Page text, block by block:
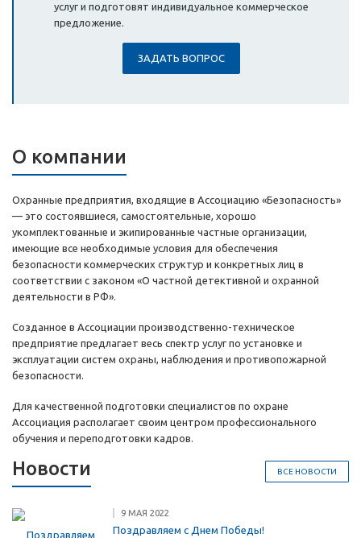
услуг и подготовят индивидуальное коммерческое
предложение.
ЗАДАТЬ ВОПРОС
О компании
Охранные предприятия, входящие в Ассоциацию «Безопасность»
— это состоявшиеся, самостоятельные, хорошо
укомплектованные и экипированные частные организации,
имеющие все необходимые условия для обеспечения
безопасности коммерческих структур и конкретных лиц в
соответствии с законом «О частной детективной и охранной
деятельности в РФ».
Созданное в Ассоциации производственно-техническое
предприятие предлагает весь спектр услуг по установке и
эксплуатации систем охраны, наблюдения и противопожарной
безопасности.
Для качественной подготовки специалистов по охране
Ассоциация располагает своим центром профессионального
обучения и переподготовки кадров.
ВСЕ НОВОСТИ
Новости
9 МАЯ 2022
Поздравляем с Днем Победы!